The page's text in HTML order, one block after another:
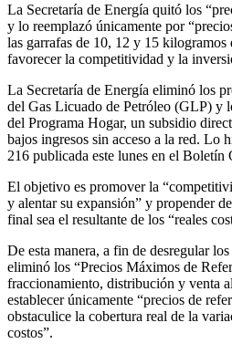
La Secretaría de Energía quitó los
y lo reemplazó únicamente por
las garrafas de 10, 12 y 15
favorecer la competitividad y la
La Secretaría de Energía eliminó los
del Gas Licuado de Petróleo (GLP) y
del Programa Hogar, un subsidio
bajos ingresos sin acceso a la red. Lo
216 publicada este lunes en el Boletín
El objetivo es promover la
y alentar su expansión” y propender
final sea el resultante de los “reales
De esta manera, a fin de desregular
eliminó los “Precios Máximos de
fraccionamiento, distribución y venta
establecer únicamente “precios de
obstaculice la cobertura real de la
costos”.